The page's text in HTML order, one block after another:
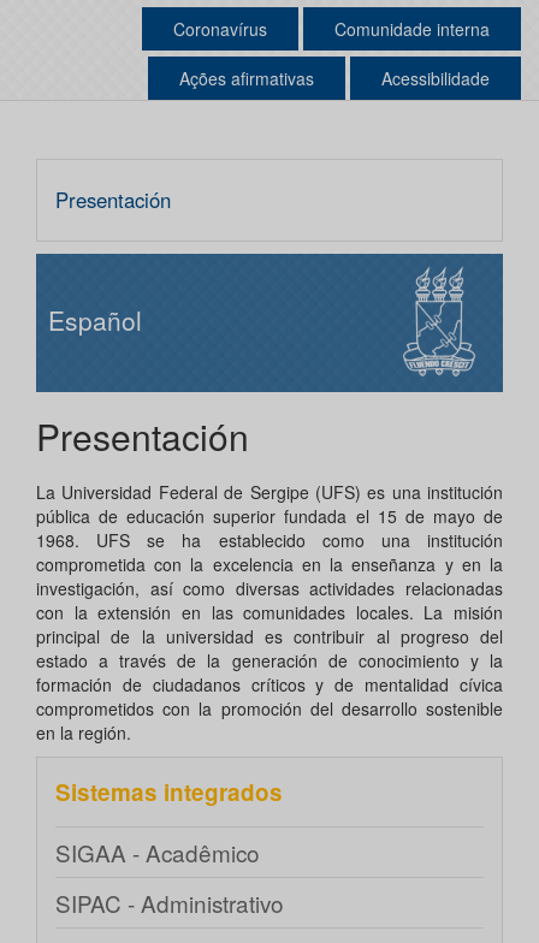
Coronavírus Comunidade interna
Ações afirmativas Acessibilidade
Presentación
Español
Presentación
La Universidad Federal de Sergipe (UFS) es una institución
pública de educación superior fundada el 15 de mayo de
1968. UFS se ha establecido como una institución
comprometida con la excelencia en la enseñanza y en la
investigación, así como diversas actividades relacionadas
con la extensión en las comunidades locales. La misión
principal de la universidad es contribuir al progreso del
estado a través de la generación de conocimiento y la
formación de ciudadanos críticos y de mentalidad cívica
comprometidos con la promoción del desarrollo sostenible
en la región.
Sistemas integrados
SIGAA - Acadêmico
SIPAC - Administrativo